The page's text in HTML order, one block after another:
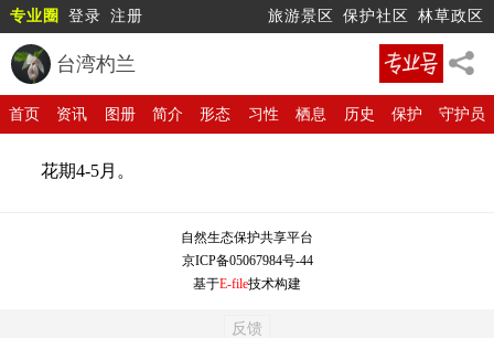
专业圈 登录 注册 旅游景区 保护社区 林草政区
台湾杓兰
首页 资讯 图册 简介 形态 习性 栖息 历史 保护 守护员
花期4-5月。
自然生态保护共享平台
京ICP备05067984号-44
基于E-file技术构建
反馈